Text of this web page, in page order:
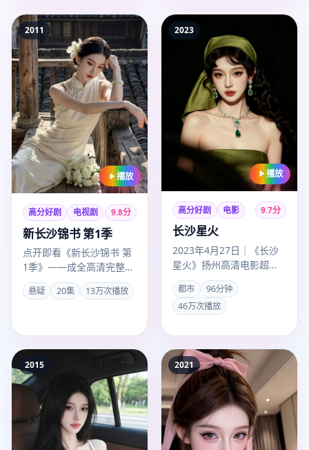
2011
播放
高分好剧 电视剧 9.8分
新长沙锦书 第1季
点开即看《新长沙锦书 第
1季》——成全高清完整免
费大全为成全观看高清完
整免费大全用户精选的悬
悬疑 20集 13万次播放
2023
播放
高分好剧 电影 9.7分
长沙星火
2023年4月27日｜《长沙
星火》扬州高清电影超清
上线。赵冬苓以都市手法
叙事，任嘉伦、赵丽颖演
技…
都市
96分钟
46万次播放
2015 2021